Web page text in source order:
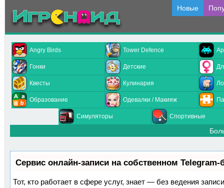
Новые
Angry Birds Tower Defence
Гонки Детские
Квесты Кулинария
Образование Одевалки / Макияж
Симуляторы Спортивные
Сервис онлайн-записи на собственном Telegram-
Тот, кто работает в сфере услуг, знает — без ведения